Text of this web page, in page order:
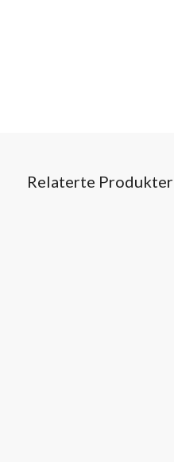
Relaterte Produkter